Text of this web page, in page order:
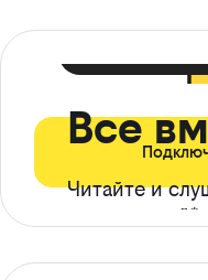
Все
Читайте и
ограничений*